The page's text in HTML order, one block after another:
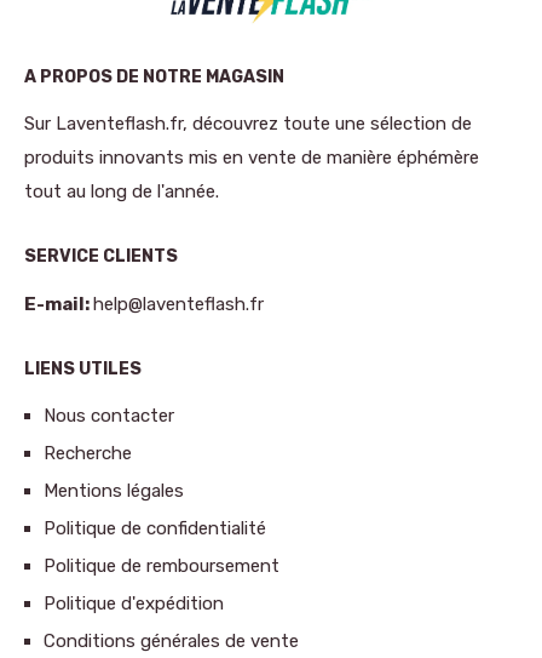
A PROPOS DE NOTRE MAGASIN
Sur Laventeflash.fr, découvrez toute une sélection de
produits innovants mis en vente de manière éphémère
tout au long de l'année.
SERVICE CLIENTS
E-mail:help@laventeflash.fr
LIENS UTILES
Nous contacter
Recherche
Mentions légales
Politique de confidentialité
Politique de remboursement
Politique d'expédition
Conditions générales de vente